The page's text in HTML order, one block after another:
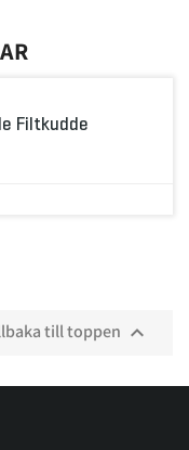
Filtkudde
till toppen 